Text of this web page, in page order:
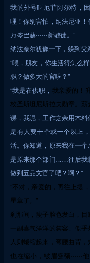
我的外号叫厄菲阿尔特，
哩！你别害怕，纳法尼亚
万岑巴赫······新教徒。”
纳法奈尔犹豫一下，躲到父
“喂，朋友，你生活得怎么
职？做多大的官啦？”
“我是在供职， 我亲爱的！
枚圣斯坦尼斯拉夫勋章。薪
课，我呢，工作之余用木
是有人要十个或十个以上
活。你知道，原来我在一
是原来那个部门……往后我
做到五品文官了吧？啊？”
“不对，亲爱的，再往上提
星章了。”
刹那间，瘦子脸色发白，
一副喜气洋洋的笑容。似
人则蜷缩起来，弯腰曲背
也在缩小，皱眉蹙额